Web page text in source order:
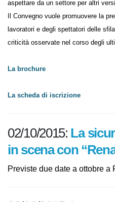
aspettare da un settore per altri
Il Convegno vuole promuovere la
lavoratori e degli spettatori delle
importanti criticità osservate nel
La brochure
La scheda di iscrizione
02/10/2015:La
va in scena con